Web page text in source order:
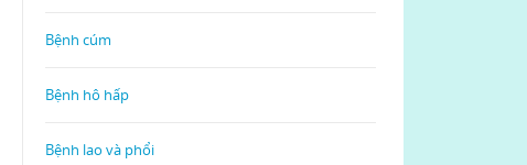
Bệnh cúm
Bệnh hô hấp
Bệnh lao và phổi